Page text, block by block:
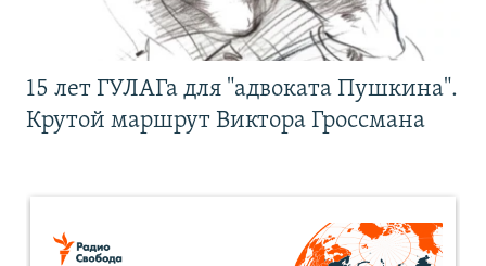
15 лет ГУЛАГа для "адвоката Пушкина".
Крутой маршрут Виктора Гроссмана